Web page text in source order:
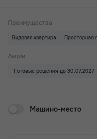
Преимущества
Видовая квартира Просторная
Акции
Готовые решения до 30.07.2027
Машино-место